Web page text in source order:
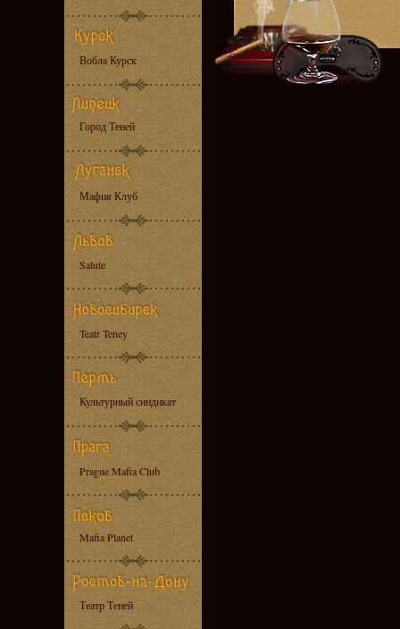
Вобла Курск
Город Теней
Мафия Клуб
Salute
Teatr Teney
Культурный синдикат
Prague Mafia Club
Mafia Planet
Театр Теней